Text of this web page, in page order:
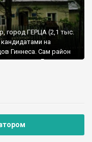
город ГЕРЦА (2,1 тыс.
на
Гиннеса. Сам район
а Герца -